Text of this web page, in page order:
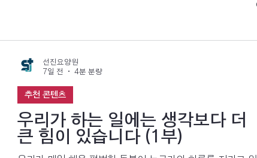
우리가 하는 일에는 생각보다 더
큰 힘이 있습니다 (1부)
추천 콘텐츠
선진요양원
7일 전
4분 분량